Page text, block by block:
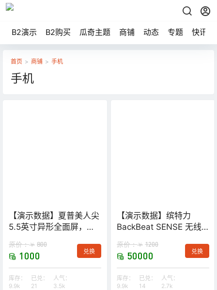
B2演示 B2购买 瓜奇主题 商铺 动态 专题 快讯
首页 > 商铺 > 手机
手机
【演示数据】夏普美人尖
5.5英寸异形全面屏，一
原价：￥ 800
1000 兑换
库存：
9.9k
已兑：
21
人气：
3.5k
【演示数据】缤特力
BackBeat SENSE 无线
原价：￥ 1200
50000 兑换
库存：
9.9k
已兑：
14
人气：
2.7k